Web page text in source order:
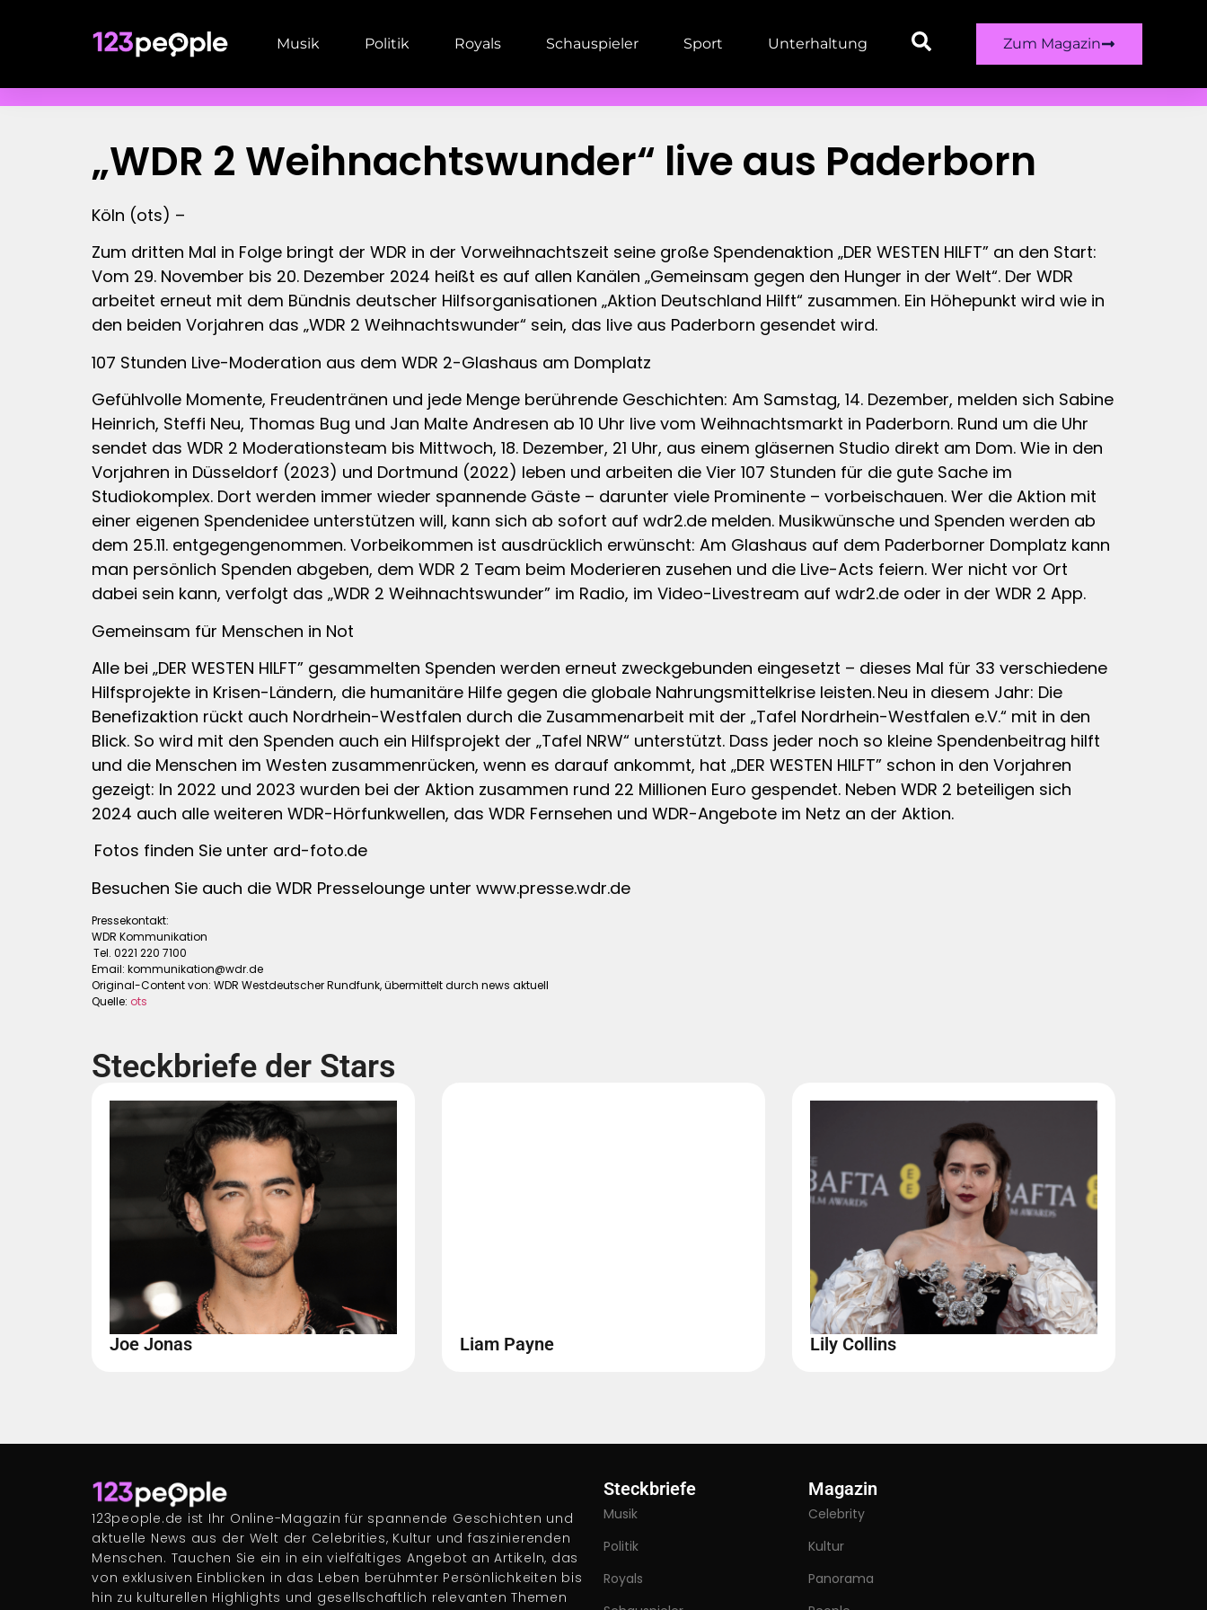
Musik Politik Royals Schauspieler Sport Unterhaltung Zum Magazin
„WDR 2 Weihnachtswunder“ live aus Paderborn
Köln (ots) –
Zum dritten Mal in Folge bringt der WDR in der Vorweihnachtszeit seine große Spendenaktion „DER WESTEN HILFT” an den Start:
Vom 29. November bis 20. Dezember 2024 heißt es auf allen Kanälen „Gemeinsam gegen den Hunger in der Welt“. Der WDR
arbeitet erneut mit dem Bündnis deutscher Hilfsorganisationen „Aktion Deutschland Hilft“ zusammen. Ein Höhepunkt wird wie in
den beiden Vorjahren das „WDR 2 Weihnachtswunder“ sein, das live aus Paderborn gesendet wird.
107 Stunden Live-Moderation aus dem WDR 2-Glashaus am Domplatz
Gefühlvolle Momente, Freudentränen und jede Menge berührende Geschichten: Am Samstag, 14. Dezember, melden sich Sabine
Heinrich, Steffi Neu, Thomas Bug und Jan Malte Andresen ab 10 Uhr live vom Weihnachtsmarkt in Paderborn. Rund um die Uhr
sendet das WDR 2 Moderationsteam bis Mittwoch, 18. Dezember, 21 Uhr, aus einem gläsernen Studio direkt am Dom. Wie in den
Vorjahren in Düsseldorf (2023) und Dortmund (2022) leben und arbeiten die Vier 107 Stunden für die gute Sache im
Studiokomplex. Dort werden immer wieder spannende Gäste – darunter viele Prominente – vorbeischauen. Wer die Aktion mit
einer eigenen Spendenidee unterstützen will, kann sich ab sofort auf wdr2.de melden. Musikwünsche und Spenden werden ab
dem 25.11. entgegengenommen. Vorbeikommen ist ausdrücklich erwünscht: Am Glashaus auf dem Paderborner Domplatz kann
man persönlich Spenden abgeben, dem WDR 2 Team beim Moderieren zusehen und die Live-Acts feiern. Wer nicht vor Ort
dabei sein kann, verfolgt das „WDR 2 Weihnachtswunder” im Radio, im Video-Livestream auf wdr2.de oder in der WDR 2 App.
Gemeinsam für Menschen in Not
Alle bei „DER WESTEN HILFT” gesammelten Spenden werden erneut zweckgebunden eingesetzt – dieses Mal für 33 verschiedene
Hilfsprojekte in Krisen-Ländern, die humanitäre Hilfe gegen die globale Nahrungsmittelkrise leisten. Neu in diesem Jahr: Die
Benefizaktion rückt auch Nordrhein-Westfalen durch die Zusammenarbeit mit der „Tafel Nordrhein-Westfalen e.V.“ mit in den
Blick. So wird mit den Spenden auch ein Hilfsprojekt der „Tafel NRW“ unterstützt. Dass jeder noch so kleine Spendenbeitrag hilft
und die Menschen im Westen zusammenrücken, wenn es darauf ankommt, hat „DER WESTEN HILFT” schon in den Vorjahren
gezeigt: In 2022 und 2023 wurden bei der Aktion zusammen rund 22 Millionen Euro gespendet. Neben WDR 2 beteiligen sich
2024 auch alle weiteren WDR-Hörfunkwellen, das WDR Fernsehen und WDR-Angebote im Netz an der Aktion.
Fotos finden Sie unter ard-foto.de
Besuchen Sie auch die WDR Presselounge unter www.presse.wdr.de
Pressekontakt:
WDR Kommunikation
Tel. 0221 220 7100
Email: kommunikation@wdr.de
Original-Content von: WDR Westdeutscher Rundfunk, übermittelt durch news aktuell
Quelle: ots
Steckbriefe der Stars
Joe Jonas Liam Payne Lily Collins
123people.de ist Ihr Online-Magazin für spannende Geschichten und
aktuelle News aus der Welt der Celebrities, Kultur und faszinierenden
Menschen. Tauchen Sie ein in ein vielfältiges Angebot an Artikeln, das
von exklusiven Einblicken in das Leben berühmter Persönlichkeiten bis
hin zu kulturellen Highlights und gesellschaftlich relevanten Themen
Steckbriefe
Musik
Politik
Royals
Magazin
Celebrity
Kultur
Panorama